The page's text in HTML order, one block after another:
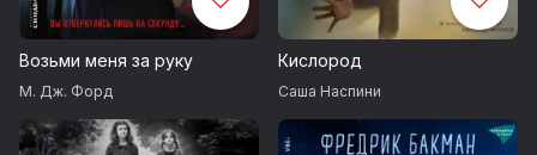
Возьми меня за руку
М. Дж. Форд
Кислород
Саша Наспини